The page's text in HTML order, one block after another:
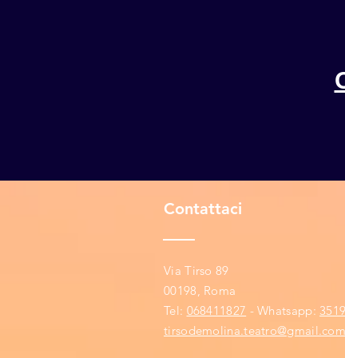
Contattaci
Via Tirso 89
00198, Roma
​​Tel: 068411827 - Whatsapp:
tirsodemolina.teatro@gmail.com